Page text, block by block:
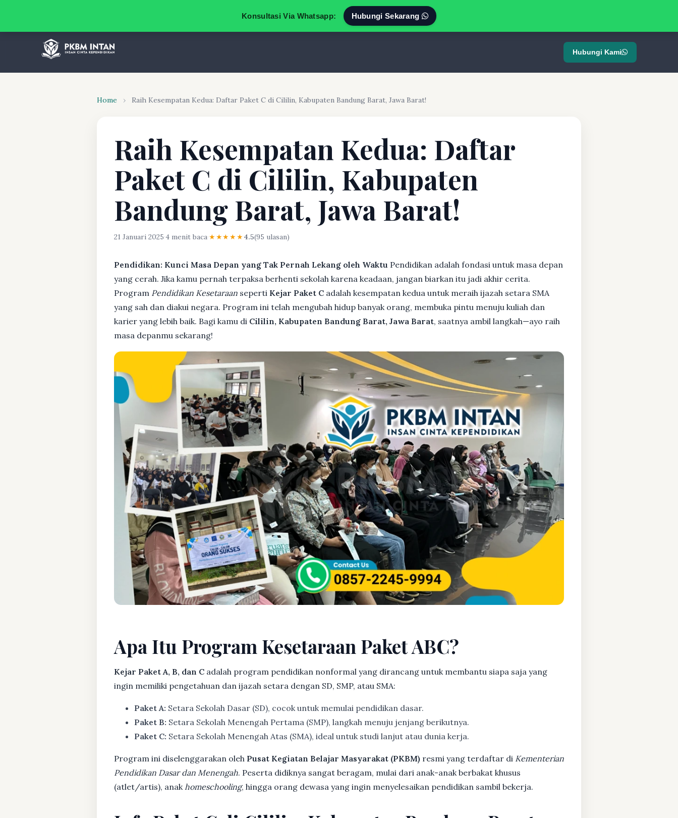
Konsultasi Via Whatsapp: Hubungi Sekarang
Hubungi Kami
Home › Raih Kesempatan Kedua: Daftar Paket C di Cililin, Kabupaten Bandung Barat, Jawa Barat!
Raih Kesempatan Kedua: Daftar
Paket C di Cililin, Kabupaten
Bandung Barat, Jawa Barat!
21 Januari 2025·4 menit baca·★★★★★4.5(95 ulasan)
Pendidikan: Kunci Masa Depan yang Tak Pernah Lekang oleh Waktu Pendidikan adalah fondasi untuk masa depan
yang cerah. Jika kamu pernah terpaksa berhenti sekolah karena keadaan, jangan biarkan itu jadi akhir cerita.
Program Pendidikan Kesetaraan seperti Kejar Paket C adalah kesempatan kedua untuk meraih ijazah setara SMA
yang sah dan diakui negara. Program ini telah mengubah hidup banyak orang, membuka pintu menuju kuliah dan
karier yang lebih baik. Bagi kamu di Cililin, Kabupaten Bandung Barat, Jawa Barat, saatnya ambil langkah—ayo raih
masa depanmu sekarang!
Apa Itu Program Kesetaraan Paket ABC?
Kejar Paket A, B, dan C adalah program pendidikan nonformal yang dirancang untuk membantu siapa saja yang
ingin memiliki pengetahuan dan ijazah setara dengan SD, SMP, atau SMA:
Paket A: Setara Sekolah Dasar (SD), cocok untuk memulai pendidikan dasar.
Paket B: Setara Sekolah Menengah Pertama (SMP), langkah menuju jenjang berikutnya.
Paket C: Setara Sekolah Menengah Atas (SMA), ideal untuk studi lanjut atau dunia kerja.
Program ini diselenggarakan oleh Pusat Kegiatan Belajar Masyarakat (PKBM) resmi yang terdaftar di Kementerian
Pendidikan Dasar dan Menengah. Peserta didiknya sangat beragam, mulai dari anak-anak berbakat khusus
(atlet/artis), anak homeschooling, hingga orang dewasa yang ingin menyelesaikan pendidikan sambil bekerja.